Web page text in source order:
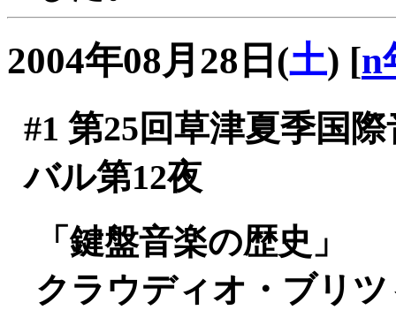
2004年08月28日(土) [n
#1 第25回草津夏季国
バル第12夜
「鍵盤音楽の歴史」
クラウディオ・ブリ